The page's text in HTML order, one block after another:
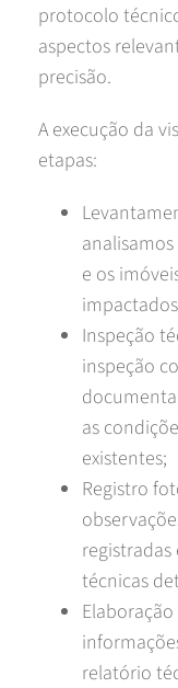
protocolo
aspectos
precisão.
A execução da
etapas:
e os
Inspeção
inspeção
as
existentes;
Registro
técnicas
relatório